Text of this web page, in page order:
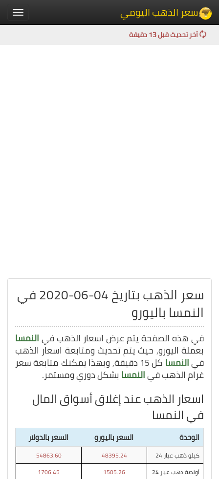
Toggle سعر الذهب اليومي
آخر تحديث قبل 13 دقيقة
سعر الذهب بتاريخ 04-06-2020 في
النمسا باليورو
في هذه الصفحة يتم عرض اسعار الذهب فيالنمسا
بعملة اليورو, حيث يتم تحديث ومتابعة اسعار الذهب
فيالنمسا كل 15 دقيقة, وبهذا يمكنك متابعة سعر
غرام الذهب فيالنمسا بشكل دوري ومستمر.
اسعار الذهب عند إغلاق أسواق المال
في النمسا
الوحدة السعر باليورو السعر بالدولار
كيلو ذهب عيار 24 48395.24
54863.60
أونصة ذهب عيار 24
1505.26
1706.45